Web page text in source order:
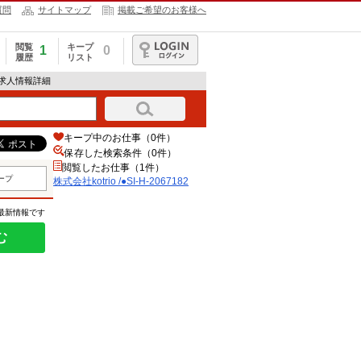
問 サイトマップ 掲載ご希望のお客様へ
閲覧
履歴
1
キープ
リスト
0
ログイン
人情報詳細
プ
新情報です
キープ中のお仕事（0件）
保存した検索条件（0件）
閲覧したお仕事（1件）
株式会社kotrio /●SI-H-2067182